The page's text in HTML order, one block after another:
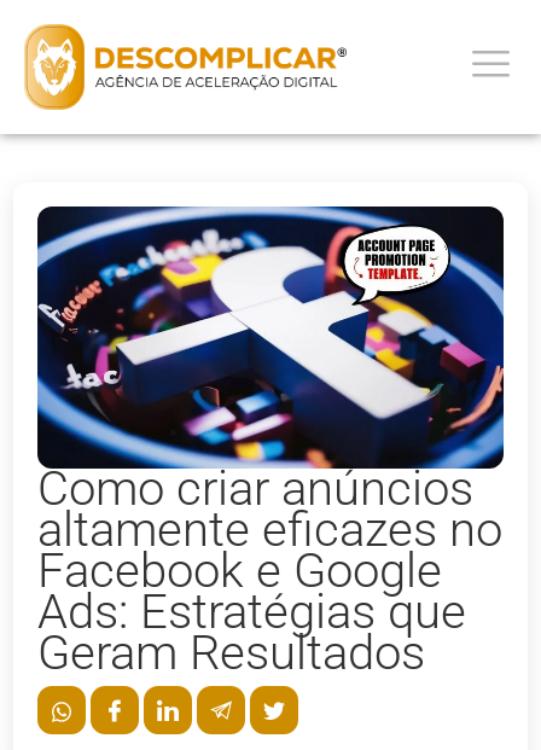
Como criar anúncios
altamente eficazes no
Facebook e Google
Ads: Estratégias que
Geram Resultados